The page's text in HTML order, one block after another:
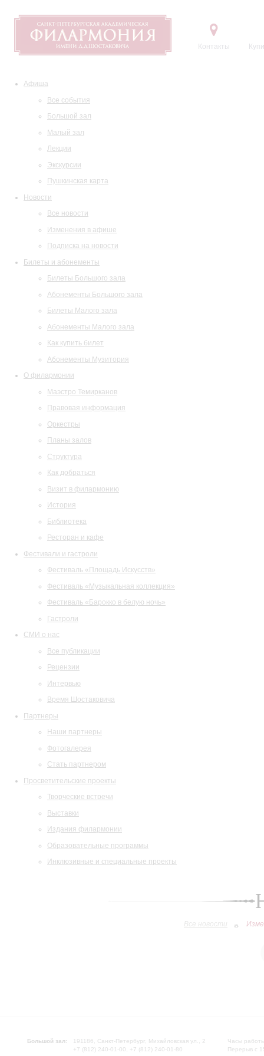
Контакты
Афиша
Все события
Большой зал
Малый зал
Лекции
Экскурсии
Пушкинская карта
Новости
Все новости
Изменения в афише
Подписка на новости
Билеты и абонементы
Билеты Большого зала
Абонементы Большого зала
Билеты Малого зала
Абонементы Малого зала
Как купить билет
Абонементы Музитория
О филармонии
Маэстро Темирканов
Правовая информация
Оркестры
Планы залов
Структура
Как добраться
Визит в филармонию
История
Библиотека
Ресторан и кафе
Фестивали и гастроли
Фестиваль «Площадь Искусств»
Фестиваль «Музыкальная коллекция»
Фестиваль «Барокко в белую ночь»
Гастроли
СМИ о нас
Все публикации
Рецензии
Интервью
Время Шостаковича
Партнеры
Наши партнеры
Фотогалерея
Стать партнером
Просветительские проекты
Творческие встречи
Выставки
Издания филармонии
Образовательные программы
Инклюзивные и специальные проекты
Все новости
Большой зал:
191186, Санкт-Петербург, Михайловская ул., 2
+7 (812) 240-01-00, +7 (812) 240-01-80
Часы
Перерыв с